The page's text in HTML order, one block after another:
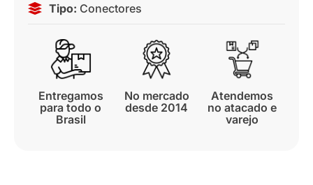
Tipo: Conectores
Entregamos
para todo o
Brasil
No mercado
desde 2014
Atendemos
no atacado e
varejo